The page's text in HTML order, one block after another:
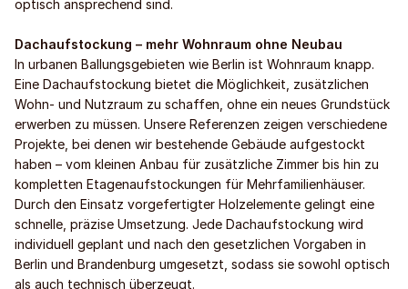
optisch ansprechend sind.
Dachaufstockung – mehr Wohnraum ohne Neubau
In urbanen Ballungsgebieten wie Berlin ist Wohnraum knapp.
Eine Dachaufstockung bietet die Möglichkeit, zusätzlichen
Wohn- und Nutzraum zu schaffen, ohne ein neues Grundstück
erwerben zu müssen. Unsere Referenzen zeigen verschiedene
Projekte, bei denen wir bestehende Gebäude aufgestockt
haben – vom kleinen Anbau für zusätzliche Zimmer bis hin zu
kompletten Etagenaufstockungen für Mehrfamilienhäuser.
Durch den Einsatz vorgefertigter Holzelemente gelingt eine
schnelle, präzise Umsetzung. Jede Dachaufstockung wird
individuell geplant und nach den gesetzlichen Vorgaben in
Berlin und Brandenburg umgesetzt, sodass sie sowohl optisch
als auch technisch überzeugt.